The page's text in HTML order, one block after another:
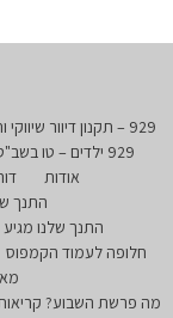
929 – תקנון דיוור שיווקי ותקשורת דיגיטלית
929 ילדים – טו בשב"ט
אודות
התנך
התנך שלנו
חלופה לעמוד הקמפוס
מה פרשת השבוע?